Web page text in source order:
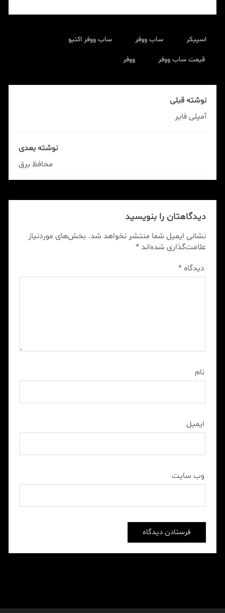
اسپیکر ساب ووفر ساب ووفر اکتیو
قیمت ساب ووفر ووفر
نوشته قبلی
آمپلی فایر
نوشته بعدی
محافظ برق
دیدگاهتان را بنویسید
نشانی ایمیل شما منتشر نخواهد شد. بخش‌های موردنیاز
علامت‌گذاری شده‌اند*
دیدگاه*
نام
ایمیل
وب‌ سایت